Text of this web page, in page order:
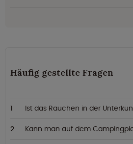
Häufig gestellte Fragen
Ist das Rauchen in der
Kann man auf dem